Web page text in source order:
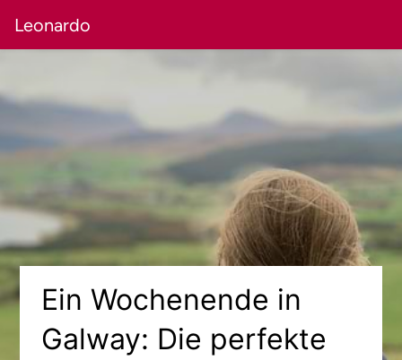
Leonardo
Ein Wochenende in
Galway: Die perfekte